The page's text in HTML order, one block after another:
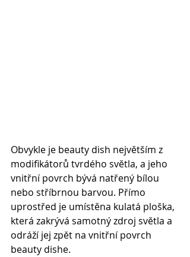
Obvykle je beauty dish největším z
modifikátorů tvrdého světla, a jeho
vnitřní povrch bývá natřený bílou
nebo stříbrnou barvou. Přímo
uprostřed je umístěna kulatá ploška,
která zakrývá samotný zdroj světla a
odráží jej zpět na vnitřní povrch
beauty dishe.